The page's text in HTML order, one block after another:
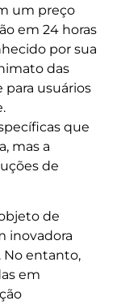
um preço
em 24 horas
por sua
das
para usuários
que
mas a
de
de
inovadora
No entanto,
em